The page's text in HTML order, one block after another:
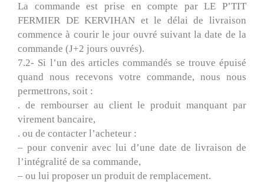
La commande est prise en compte par LE P’TIT
FERMIER DE KERVIHAN et le délai de livraison
commence à courir le jour ouvré suivant la date de la
commande (J+2 jours ouvrés).
7.2- Si l’un des articles commandés se trouve épuisé
quand nous recevons votre commande, nous nous
permettrons, soit :
. de rembourser au client le produit manquant par
virement bancaire,
. ou de contacter l’acheteur :
– pour convenir avec lui d’une date de livraison de
l’intégralité de sa commande,
– ou lui proposer un produit de remplacement.